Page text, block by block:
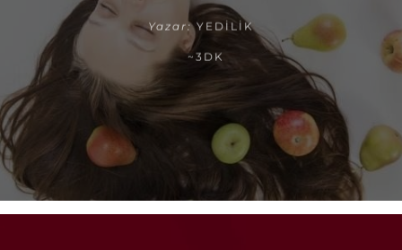
Yazar: YEDILIK
~3DK